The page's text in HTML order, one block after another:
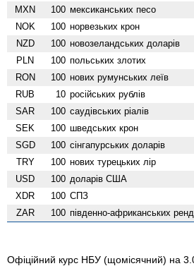
MXN 100 мексиканських песо
NOK 100 норвезьких крон
NZD 100 ново­зеландських доларів
PLN 100 польських злотих
RON 100 нових румунських леїв
RUB 10 російських рублів
SAR 100 саудівських ріалів
SEK 100 шведських крон
SGD 100 сінгапурських доларів
TRY 100 нових турецьких лір
USD 100 доларів США
XDR 100 СПЗ
ZAR 100 південно-африканських
Офіційний курс НБУ (щомісячний) на